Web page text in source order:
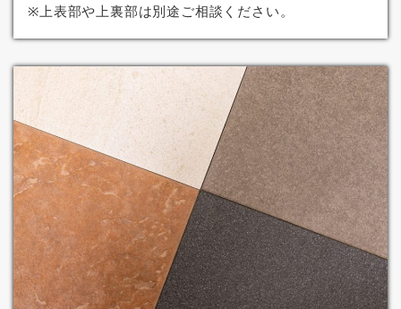
※上表部や上裏部は別途ご相談ください。